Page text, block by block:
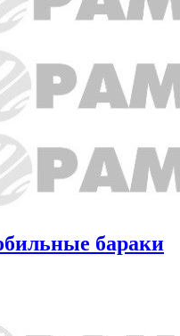
бараки